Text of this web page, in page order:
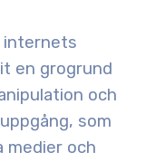
internets
en grogrund
och
som
medier och